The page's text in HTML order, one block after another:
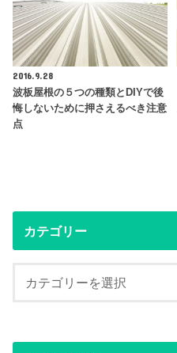
2016.9.28
波板屋根の５つの種類とDIYで後
悔しないために押さえるべき注意
点
カテゴリー